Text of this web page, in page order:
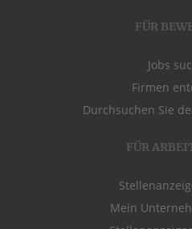
FÜR
Jobs
Firmen
Durchsuchen Sie
FÜR
Mein